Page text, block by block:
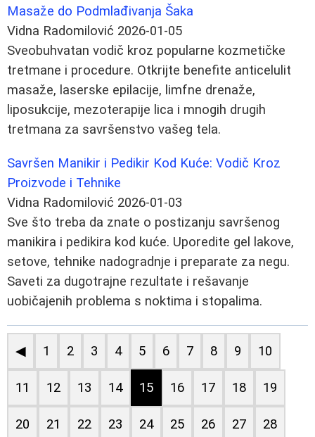
Masaže do Podmlađivanja Šaka
Vidna Radomilović 2026-01-05
Sveobuhvatan vodič kroz popularne kozmetičke
tretmane i procedure. Otkrijte benefite anticelulit
masaže, laserske epilacije, limfne drenaže,
liposukcije, mezoterapije lica i mnogih drugih
tretmana za savršenstvo vašeg tela.
Savršen Manikir i Pedikir Kod Kuće: Vodič Kroz
Proizvode i Tehnike
Vidna Radomilović 2026-01-03
Sve što treba da znate o postizanju savršenog
manikira i pedikira kod kuće. Uporedite gel lakove,
setove, tehnike nadogradnje i preparate za negu.
Saveti za dugotrajne rezultate i rešavanje
uobičajenih problema s noktima i stopalima.
◀ 1 2 3 4 5 6 7 8 9 10
11 12 13 14 15 16 17 18 19
20 21 22 23 24 25 26 27 28